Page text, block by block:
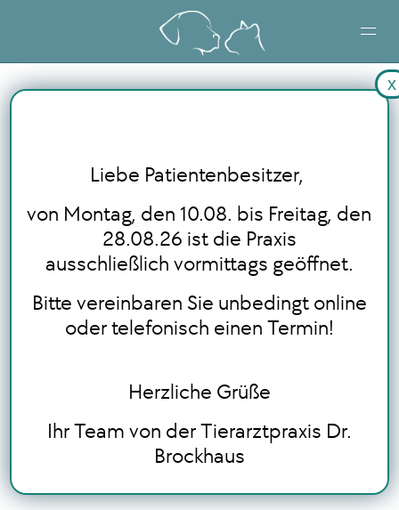
BLOG
ONLINE TERMINBUCHUNG
Liebe Patientenbesitzer,
von Montag, den 10.08. bis Freitag, den
28.08.26 ist die Praxis
ausschließlich vormittags geöffnet.
Bitte vereinbaren Sie unbedingt online
oder telefonisch einen Termin!
Herzliche Grüße
Ihr Team von der Tierarztpraxis Dr.
Brockhaus
x